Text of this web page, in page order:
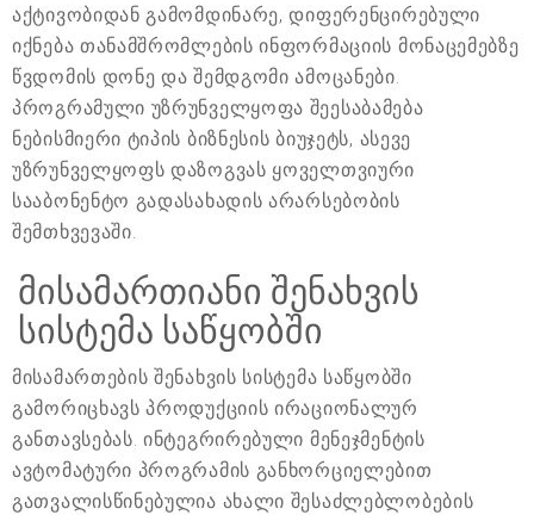
აქტივობიდან გამომდინარე, დიფერენცირებული
იქნება თანამშრომლების ინფორმაციის მონაცემებზე
წვდომის დონე და შემდგომი ამოცანები.
პროგრამული უზრუნველყოფა შეესაბამება
ნებისმიერი ტიპის ბიზნესის ბიუჯეტს, ასევე
უზრუნველყოფს დაზოგვას ყოველთვიური
სააბონენტო გადასახადის არარსებობის
შემთხვევაში.
მისამართიანი შენახვის
სისტემა საწყობში
მისამართების შენახვის სისტემა საწყობში
გამორიცხავს პროდუქციის ირაციონალურ
განთავსებას. ინტეგრირებული მენეჯმენტის
ავტომატური პროგრამის განხორციელებით
გათვალისწინებულია ახალი შესაძლებლობების